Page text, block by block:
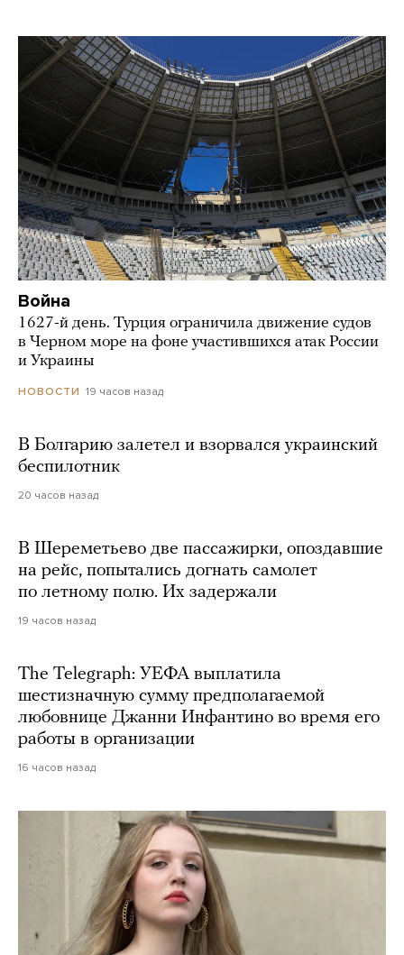
Война
1627-й день. Турция ограничила движение судов
в Черном море на фоне участившихся атак России
и Украины
НОВОСТИ 19 часов назад
В Болгарию залетел и взорвался украинский
беспилотник
20 часов назад
В Шереметьево две пассажирки, опоздавшие
на рейс, попытались догнать самолет
по летному полю. Их задержали
19 часов назад
The Telegraph: УЕФА выплатила
шестизначную сумму предполагаемой
любовнице Джанни Инфантино во время его
работы в организации
16 часов назад